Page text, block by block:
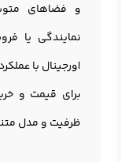
و فضاهای
نمایندگی یا
اورجینال با
برای قیمت و
ظرفیت و مدل